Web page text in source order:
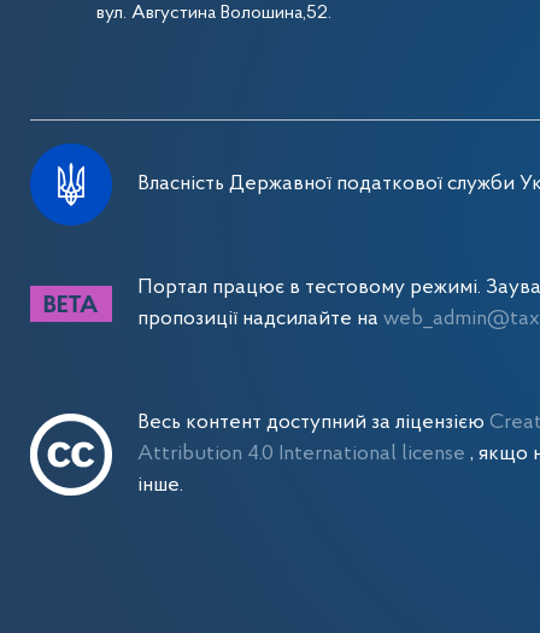
вул. Августина Волошина,52.
Власність Державної податкової служби
Портал працює в тестовому режимі.
пропозиції надсилайте на
Весь контент доступний за ліцензією
Attribution 4.0 International license, якщо
інше.